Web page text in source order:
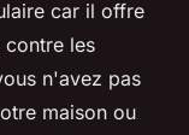
car il offre
les
n'avez pas
maison ou